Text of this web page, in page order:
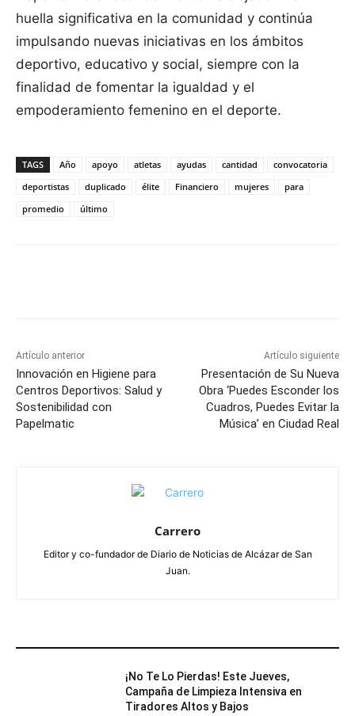
huella significativa en la comunidad y continúa
impulsando nuevas iniciativas en los ámbitos
deportivo, educativo y social, siempre con la
finalidad de fomentar la igualdad y el
empoderamiento femenino en el deporte.
TAGS Año apoyo atletas ayudas cantidad
convocatoria
deportistas
duplicado élite Financiero mujeres
para
promedio
último
Artículo anterior
Innovación en Higiene para
Centros Deportivos: Salud y
Sostenibilidad con
Papelmatic
Artículo siguiente
Presentación de Su Nueva
Obra ‘Puedes Esconder los
Cuadros, Puedes Evitar la
Música’ en Ciudad Real
Carrero
Editor y co-fundador de Diario de Noticias de Alcázar de San
Juan.
¡No Te Lo Pierdas! Este Jueves,
Campaña de Limpieza Intensiva en
Tiradores Altos y Bajos